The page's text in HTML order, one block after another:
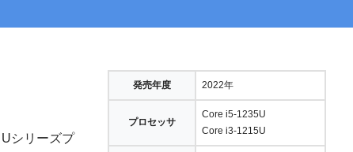
シリーズプ
発売年度 2022年
プロセッサ
Core i5-1235U
Core i3-1215U